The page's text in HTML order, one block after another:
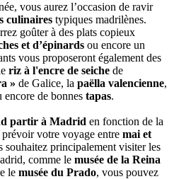
vous aurez l’occasion de ravir
culinaires typiques madrilènes.
goûter à des plats copieux
et d’épinards ou encore un
vous proposeront également des
riz à l'encre de seiche de
» de Galice, la paëlla valencienne,
encore de bonnes tapas.
partir à Madrid en fonction de la
votre voyage entre mai et
souhaitez principalement visiter les
comme le musée de la Reina
le musée du Prado, vous pouvez